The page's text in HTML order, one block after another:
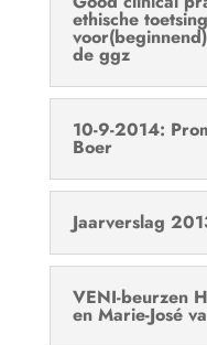
ethische
de ggz
10-9-2014:
Boer
Jaarverslag
VENI-beurzen
en Marie-José